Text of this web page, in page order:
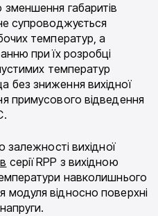
габаритів
супроводжується
температур, а
при їх розробці
температур
без зниження вихідної
примусового відведення
вихідної
серії RPP з вихідною
навколишнього
відносно поверхні